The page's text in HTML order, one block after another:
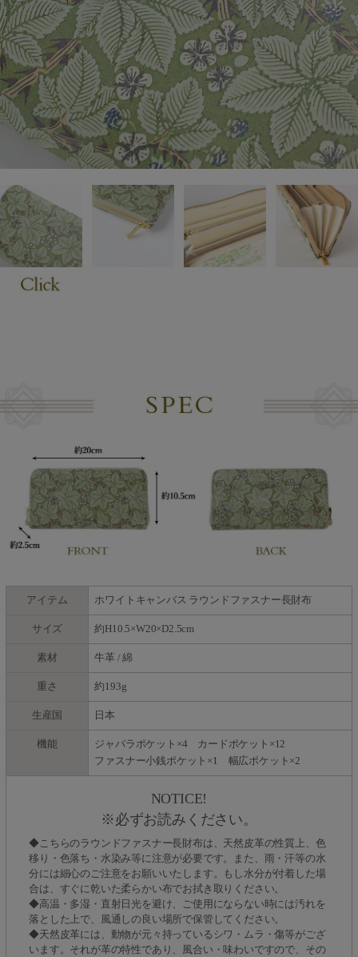
アイテム ホワイトキャンバス ラウンドファスナー長財布
サイズ 約H10.5×W20×D2.5cm
素材 牛革 / 綿
重さ 約193g
生産国 日本
機能
ジャバラポケット×4 カードポケット×12
ファスナー小銭ポケット×1 幅広ポケット×2
NOTICE!
※必ずお読みください。
◆こちらのラウンドファスナー長財布は、天然皮革の性質上、色
移り・色落ち・水染み等に注意が必要です。また、雨・汗等の水
分には細心のご注意をお願いいたします。もし水分が付着した場
合は、すぐに乾いた柔らかい布でお拭き取りください。
◆高温・多湿・直射日光を避け、ご使用にならない時には汚れを
落とした上で、風通しの良い場所で保管してください。
◆天然皮革には、動物が元々持っているシワ・ムラ・傷等がござ
います。それが革の特性であり、風合い・味わいですので、その